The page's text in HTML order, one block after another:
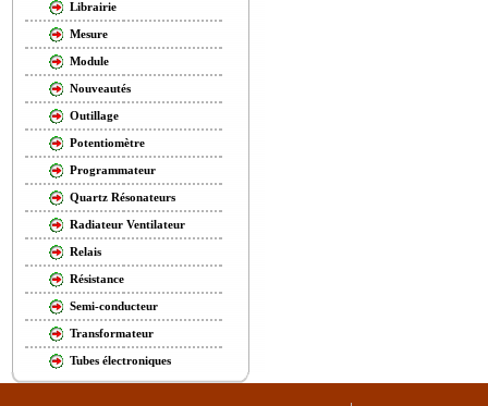
Librairie
Mesure
Module
Nouveautés
Outillage
Potentiomètre
Programmateur
Quartz Résonateurs
Radiateur Ventilateur
Relais
Résistance
Semi-conducteur
Transformateur
Tubes électroniques